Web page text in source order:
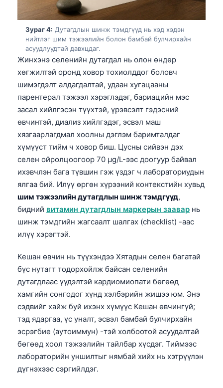
Зураг 4: Дутагдлын шинж тэмдгүүд нь хэд хэдэн
нийтлэг шим тэжээлийн болон бамбай булчирхайн
асуудлуудтай давхцдаг.
Жинхэнэ селенийн дутагдал нь олон өндөр
хөгжилтэй оронд ховор тохиолддог боловч
шимэгдэлт алдагдалтай, удаан хугацааны
парентерал тэжээл хэрэглэдэг, бариацийн мэс
засал хийлгэсэн түүхтэй, үрэвсэлт гэдэсний
өвчинтэй, диализ хийлгэдэг, эсвэл маш
хязгаарлагдмал хоолны дэглэм баримталдаг
хүмүүст тийм ч ховор биш. Цусны сийвэн дэх
селен ойролцоогоор 70 µg/L-ээс доогуур байвал
ихэвчлэн бага түвшин гэж үздэг ч лабораториудын
ялгаа бий. Илүү өргөн хүрээний контекстийн хувьд
шим тэжээлийн дутагдлын шинж тэмдгүүд,
бидний витамин дутагдлын маркерын заавар нь
шинж тэмдгийн жагсаалт шалгах (checklist) -аас
илүү хэрэгтэй.
Кешан өвчин нь түүхэндээ Хятадын селен багатай
бүс нутагт тодорхойлж байсан селенийн
дутагдлаас үүдэлтэй кардиомиопати бөгөөд
хамгийн сонгодог хүнд хэлбэрийн жишээ юм. Энэ
сэдвийг хайж буй ихэнх хүмүүс Кешан өвчингүй;
тэд ядаргаа, үс уналт, эсвэл бамбай булчирхайн
эсрэгбие (аутоиммун) -тэй холбоотой асуудалтай
бөгөөд хоол тэжээлийн тайлбар хүсдэг. Тиймээс
лабораторийн уншилтыг нямбай хийх нь хэтрүүлэн
дүгнэхээс сэргийлдэг.